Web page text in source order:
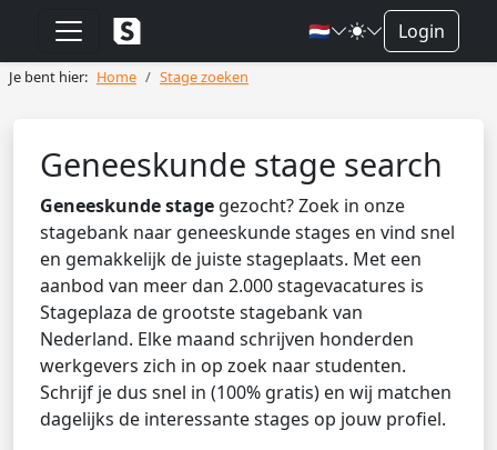
🇳🇱 Login
Je bent hier: Home Stage zoeken
Geneeskunde stage search
Geneeskunde stage gezocht? Zoek in onze
stagebank naar geneeskunde stages en vind snel
en gemakkelijk de juiste stageplaats. Met een
aanbod van meer dan 2.000 stagevacatures is
Stageplaza de grootste stagebank van
Nederland. Elke maand schrijven honderden
werkgevers zich in op zoek naar studenten.
Schrijf je dus snel in (100% gratis) en wij matchen
dagelijks de interessante stages op jouw profiel.